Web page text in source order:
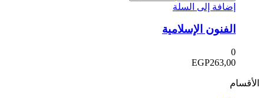
إضافة إلى السلة
الفنون الإسلامية
0
EGP263,00
الأقسام